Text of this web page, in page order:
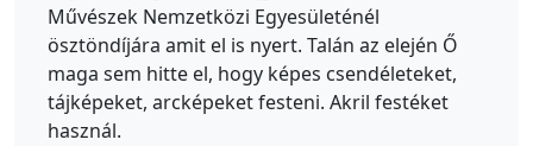
Művészek Nemzetközi Egyesületénél
ösztöndíjára amit el is nyert. Talán az elején Ő
maga sem hitte el, hogy képes csendéleteket,
tájképeket, arcképeket festeni. Akril festéket
használ.